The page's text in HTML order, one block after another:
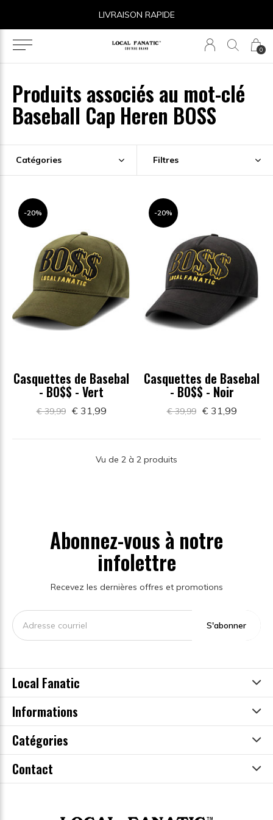
0
LIVRAISON RAPIDE
Produits associés au mot-clé
Baseball Cap Heren BOSS
Catégories Filtres
-20%
Casquettes de Basebal
- BO$$ - Vert
€ 39,99 € 31,99
-20%
Casquettes de Basebal
- BO$$ - Noir
€ 39,99 € 31,99
Vu de 2 à 2 produits
Abonnez-vous à notre
infolettre
Recevez les dernières offres et promotions
S'abonner
Local Fanatic
Informations
Catégories
Contact